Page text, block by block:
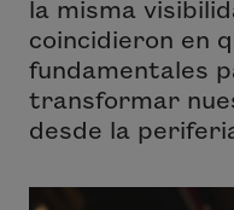
la misma
coincidieron en
fundamentales
transformar
desde la